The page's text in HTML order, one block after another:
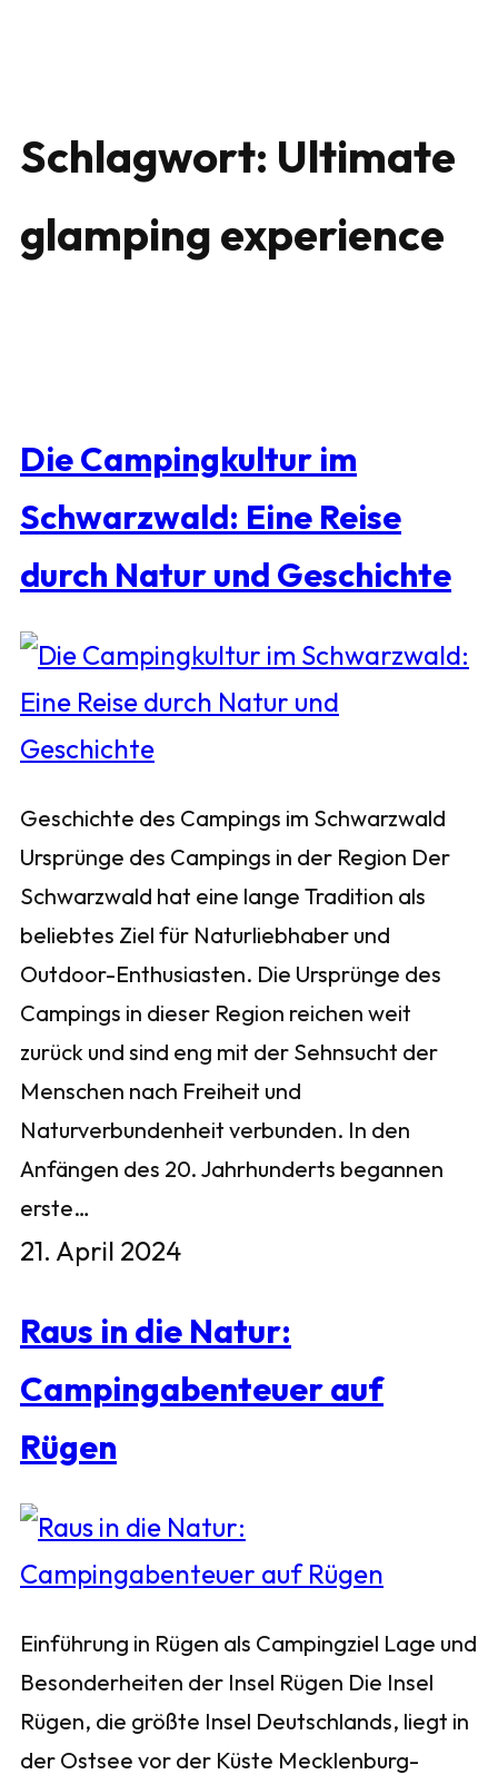
Schlagwort: Ultimate
glamping experience
Die Campingkultur im
Schwarzwald: Eine Reise
durch Natur und Geschichte
Geschichte des Campings im Schwarzwald
Ursprünge des Campings in der Region Der
Schwarzwald hat eine lange Tradition als
beliebtes Ziel für Naturliebhaber und
Outdoor-Enthusiasten. Die Ursprünge des
Campings in dieser Region reichen weit
zurück und sind eng mit der Sehnsucht der
Menschen nach Freiheit und
Naturverbundenheit verbunden. In den
Anfängen des 20. Jahrhunderts begannen
erste…
21. April 2024
Raus in die Natur:
Campingabenteuer auf
Rügen
Einführung in Rügen als Campingziel Lage und
Besonderheiten der Insel Rügen Die Insel
Rügen, die größte Insel Deutschlands, liegt in
der Ostsee vor der Küste Mecklenburg-